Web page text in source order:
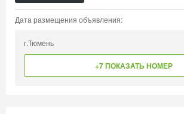
Дата размещения объявления:
г.Тюмень
+7 ПОКАЗАТЬ НОМЕР